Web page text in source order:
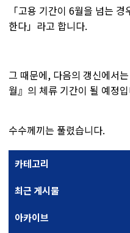
「고용 기간이 6월을 넘는
한다」라고 합니다.
그 때문에, 다음의 갱신에서
월』의 체류 기간이 될 예정
수수께끼는 풀렸습니다.
카테고리
최근 게시물
아카이브